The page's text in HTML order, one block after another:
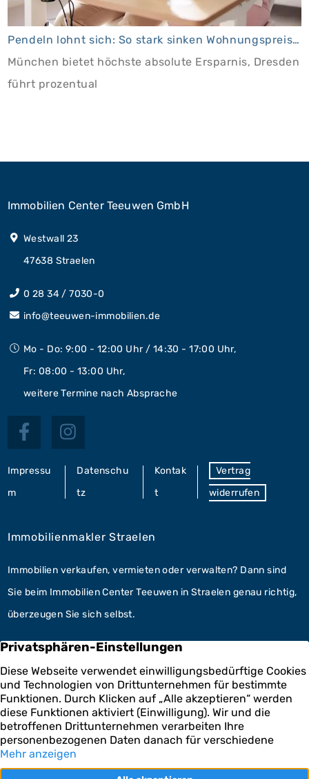
Pendeln lohnt sich: So stark sinken Wohnungspreise im Umland
München bietet höchste absolute Ersparnis, Dresden
führt prozentual
Immobilien Center Teeuwen GmbH
Westwall 23
47638 Straelen
0 28 34 / 7030-0
info@teeuwen-immobilien.de
Mo - Do: 9:00 - 12:00 Uhr / 14:30 - 17:00 Uhr,
Fr: 08:00 - 13:00 Uhr,
weitere Termine nach Absprache
Impressu
m
Datenschu
tz
Kontak
t
Vertrag
widerrufen
Immobilienmakler Straelen
Immobilien verkaufen, vermieten oder verwalten? Dann sind
Sie beim Immobilien Center Teeuwen in Straelen genau richtig,
überzeugen Sie sich selbst.
Unsere Leistungen
Hausverwaltung Straelen
Im Bereich der Hausverwaltung kooperieren wir mit der
Teeuwen Hausverwaltungs GmbH. Fachkundig für Ihre
Immobilien.